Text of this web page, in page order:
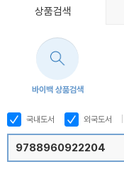
상품검색
바이백 상품검색
국내도서 외국도서